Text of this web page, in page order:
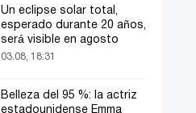
Un eclipse solar total,
esperado durante 20 años,
será visible en agosto
03.08, 18:31
Belleza del 95 %: la actriz
estadounidense Emma